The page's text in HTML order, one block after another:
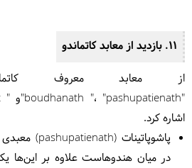
11. بازدید از معابد کاتماندو
از معابد معروف
"boudhanath
اشاره کرد.
پاشوپاتینات (pashupatienath)
در میان هندوهاست علاوه بر این‌ها